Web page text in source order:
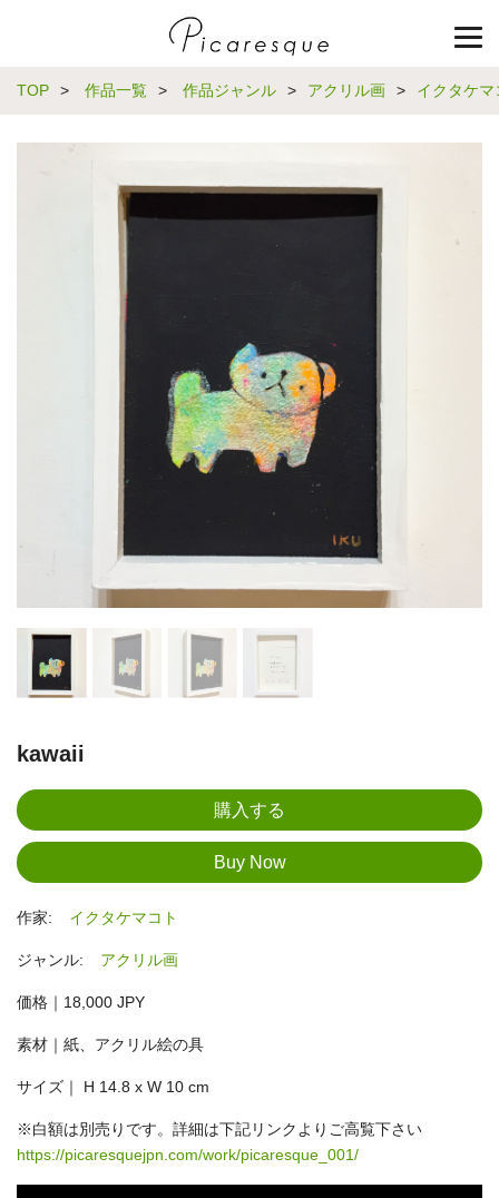
TOP > 作品一覧 > 作品ジャンル > アクリル画 > イクタケマ
kawaii
作家: イクタケマコト
ジャンル: アクリル画
価格｜18,000 JPY
素材｜紙、アクリル絵の具
サイズ｜ H 14.8 x W 10 cm
※白額は別売りです。詳細は下記リンクよりご高覧下さい
https://picaresquejpn.com/work/picaresque_001/